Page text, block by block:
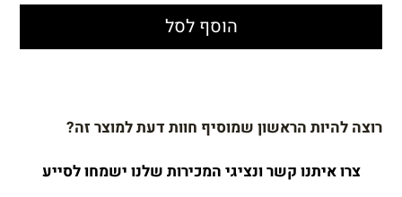
הוסף לסל
רוצה להיות הראשון שמוסיף חוות דעת למוצר זה?
צרו איתנו קשר ונציגי המכירות שלנו ישמחו לסייע